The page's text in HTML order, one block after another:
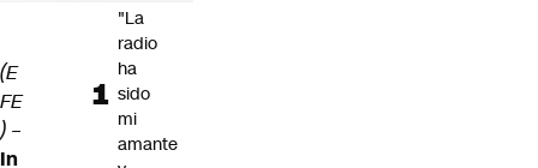
(E
FE
) –
In
"La
radio
ha
sido
mi
amante